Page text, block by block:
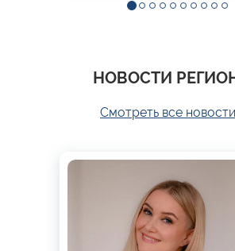
НОВОСТИ
Смотреть все новости